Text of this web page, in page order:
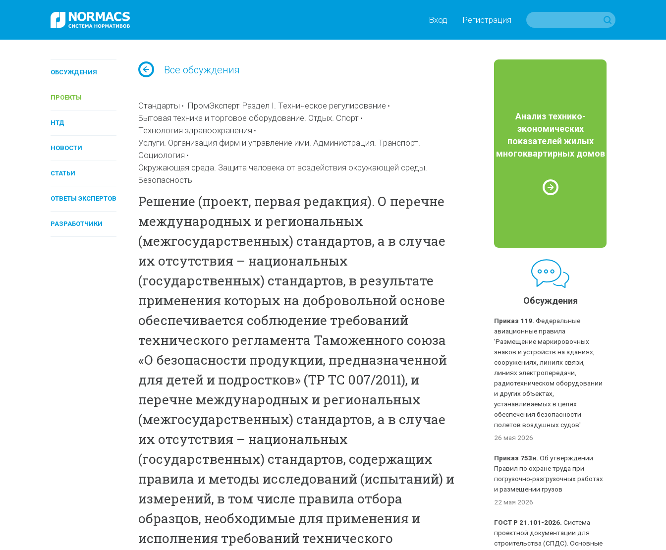
Вход Регистрация
ОБСУЖДЕНИЯ
ПРОЕКТЫ
НТД
НОВОСТИ
СТАТЬИ
ОТВЕТЫ ЭКСПЕРТОВ
РАЗРАБОТЧИКИ
Все обсуждения
Стандарты
ПромЭксперт Раздел I. Техническое регулирование
Бытовая техника и торговое оборудование. Отдых. Спорт
Технология здравоохранения
Услуги. Организация фирм и управление ими. Администрация. Транспорт.
Социология
Окружающая среда. Защита человека от воздействия окружающей среды.
Безопасность
Решение (проект, первая редакция). О перечне
международных и региональных
(межгосударственных) стандартов, а в случае
их отсутствия – национальных
(государственных) стандартов, в результате
применения которых на добровольной основе
обеспечивается соблюдение требований
технического регламента Таможенного союза
«О безопасности продукции, предназначенной
для детей и подростков» (ТР ТС 007/2011), и
перечне международных и региональных
(межгосударственных) стандартов, а в случае
их отсутствия – национальных
(государственных) стандартов, содержащих
правила и методы исследований (испытаний) и
измерений, в том числе правила отбора
образцов, необходимые для применения и
исполнения требований технического
Анализ технико-
экономических
показателей жилых
многоквартирных домов
Обсуждения
Приказ 119. Федеральные
авиационные правила
'Размещение маркировочных
знаков и устройств на зданиях,
сооружениях, линиях связи,
линиях электропередачи,
радиотехническом оборудовании
и других объектах,
устанавливаемых в целях
обеспечения безопасности
полетов воздушных судов'
26 мая 2026
Приказ 753н. Об утверждении
Правил по охране труда при
погрузочно-разгрузочных работах
и размещении грузов
22 мая 2026
ГОСТ Р 21.101-2026. Система
проектной документации для
строительства (СПДС). Основные